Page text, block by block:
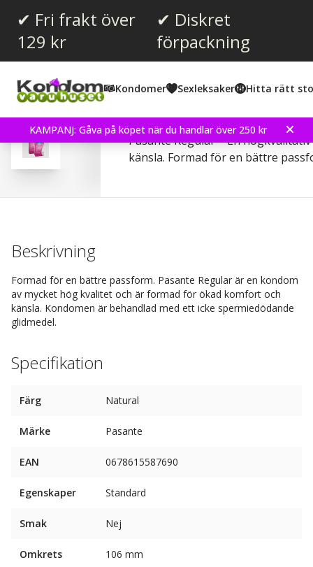
✔ Fri frakt över
129 kr
✔ Diskret
förpackning
Kondomer Sexleksaker Hitta rätt
KAMPANJ: Gåva på köpet när du handlar över 250 kr
Recensioner (7)
Pasante Regular 24 st
Pasante Regular – En
känsla. Formad för en bättre
Beskrivning
Formad för en bättre passform. Pasante Regular är en kondom
av mycket hög kvalitet och är formad för ökad komfort och
känsla. Kondomen är behandlad med ett icke spermiedödande
glidmedel.
Specifikation
Färg Natural
Märke Pasante
EAN 0678615587690
Egenskaper Standard
Smak Nej
Omkrets 106 mm